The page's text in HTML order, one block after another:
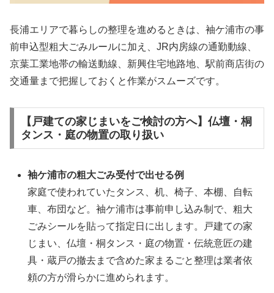
長浦エリアで暮らしの整理を進めるときは、袖ケ浦市の事
前申込型粗大ごみルールに加え、JR内房線の通勤動線、
京葉工業地帯の輸送動線、新興住宅地路地、駅前商店街の
交通量まで把握しておくと作業がスムーズです。
【戸建ての家じまいをご検討の方へ】仏壇・桐
タンス・庭の物置の取り扱い
袖ケ浦市の粗大ごみ受付で出せる例
家庭で使われていたタンス、机、椅子、本棚、自転
車、布団など。袖ケ浦市は事前申し込み制で、粗大
ごみシールを貼って指定日に出します。戸建ての家
じまい、仏壇・桐タンス・庭の物置・伝統意匠の建
具・蔵戸の撤去まで含めた家まるごと整理は業者依
頼の方が滑らかに進められます。